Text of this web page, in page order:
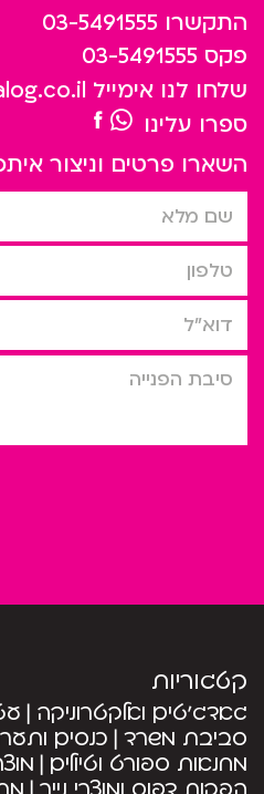
התקשרו 03-5491555
פקס 03-5491555
שלחו לנו אימייל
ספרו עלינו
השארו פרטים וניצור
שם מלא
טלפון
דוא”ל
סיבת הפניה
קטגוריות
גאדג’טים ואלקטרוניקה
סביבת משרד כנסים
מחנאות ספורט וטיולים